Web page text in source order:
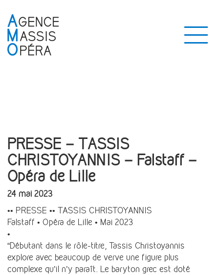
PRESSE – TASSIS
CHRISTOYANNIS – Falstaff –
Opéra de Lille
24 mai 2023
•• PRESSE •• TASSIS CHRISTOYANNIS
Falstaff • Opéra de Lille • Mai 2023
•
“Débutant dans le rôle-titre, Tassis Christoyannis
explore avec beaucoup de verve une figure plus
complexe qu’il n’y paraît. Le baryton grec est doté